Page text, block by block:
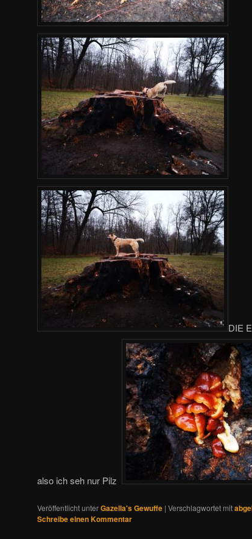
DIE
also ich seh nur Pilz
Veröffentlicht unterGazella's Gewuffe | Verschlagwortet mit
Schreibe einen Kommentar